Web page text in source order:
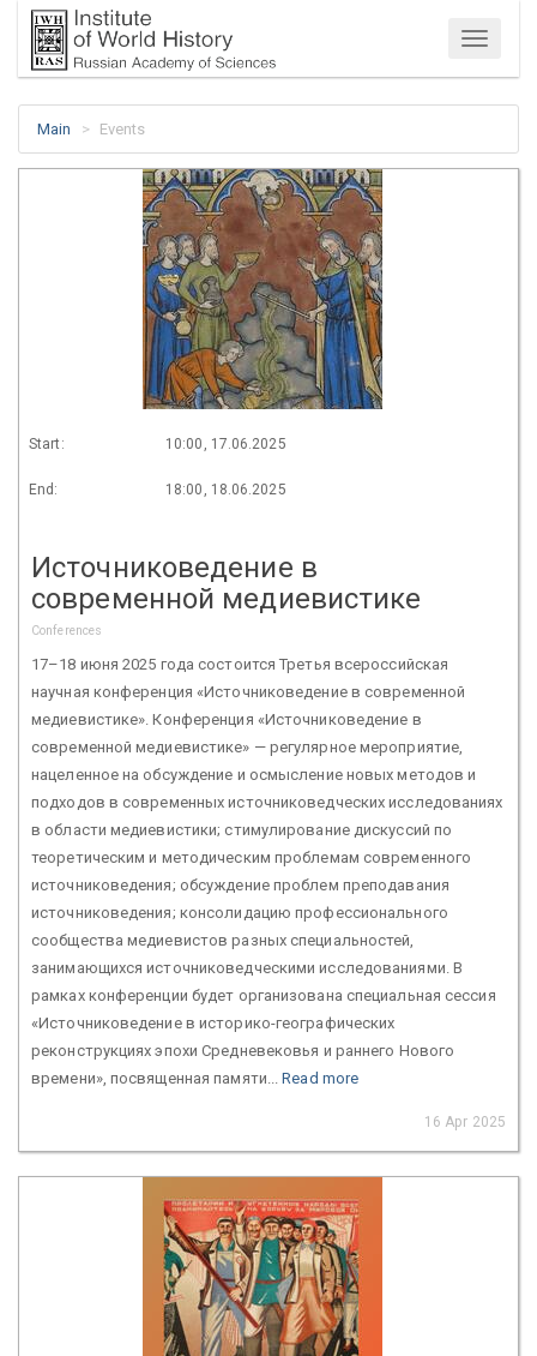
Menu
Main Events
Start: 10:00, 17.06.2025
End: 18:00, 18.06.2025
Источниковедение в
современной медиевистике
Conferences
17–18 июня 2025 года состоится Третья всероссийская
научная конференция «Источниковедение в современной
медиевистике». Конференция «Источниковедение в
современной медиевистике» — регулярное мероприятие,
нацеленное на обсуждение и осмысление новых методов и
подходов в современных источниковедческих исследованиях
в области медиевистики; стимулирование дискуссий по
теоретическим и методическим проблемам современного
источниковедения; обсуждение проблем преподавания
источниковедения; консолидацию профессионального
сообщества медиевистов разных специальностей,
занимающихся источниковедческими исследованиями. В
рамках конференции будет организована специальная сессия
«Источниковедение в историко-географических
реконструкциях эпохи Средневековья и раннего Нового
времени», посвященная памяти...Read more
16 Apr 2025